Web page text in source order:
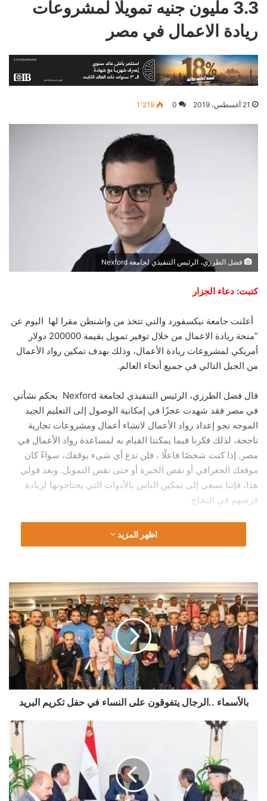
3.3 مليون جنيه تمويلًا لمشروعات
ريادة الاعمال في مصر
21 أغسطس، 2019 0 1٬219
فضل الطرزي، الرئيس التنفيذي لجامعة Nexford
كتبت: دعاء الجزار
أعلنت جامعة نيكسفورد والتي تتخذ من واشنطن مقرا لها اليوم عن
“منحة ريادة الاعمال من خلال توفير تمويل بقيمة 200000 دولار
أمريكي لمشروعات ريادة الأعمال، وذلك بهدف تمكين رواد الأعمال
من الجيل التالي في جميع أنحاء العالم.
قال فضل الطرزي، الرئيس التنفيذي لجامعة Nexford بحكم نشأتي
في مصر فقد شهدت عجزًا في إمكانية الوصول إلى التعليم الجيد
الموجه نحو إعداد رواد الأعمال لانشاء أعمال ومشروعات تجارية
ناجحة، لذلك فكرنا فيما يمكننا القيام به لمساعدة رواد الأعمال في
مصر. إذا كنت شخصًا فاعلًا ، فلن تدع أي شيء يوقفك، سواءً كان
موقعك الجغرافي أو نقص الخبرة أو حتى نقص التمويل. وبعد قولي
هذا، فإننا نسعى إلى تمكين الناس بالأدوات التي يحتاجونها لزيادة
فرصهم في النجاح.
أضاف أننا نقوم من خلال هذه المبادرة بتزويد رواد الأعمال بالمهارات
التي يحتاجون إليها للمضي قدمًا في مسيرتهم المهنية، ولن نتوقف
نأخذ المبادرة ونمول الأفكار الريادية الواعدة التي سنتلقاها. ”
اظهر المزيد
..الرجال
يتفوقون
على
النساء
في
حفل
تكريم
البريد
بالأسماء ..الرجال يتفوقون على النساء في حفل تكريم البريد
معلوماتيا